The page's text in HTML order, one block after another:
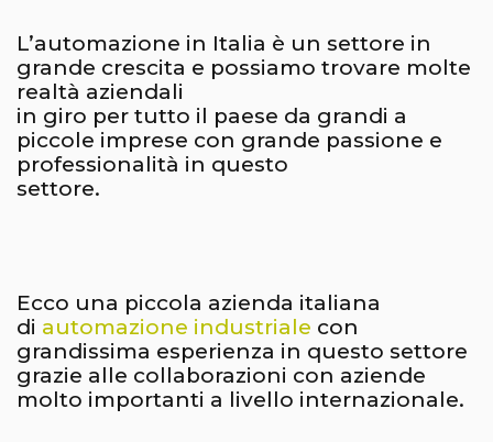
L’automazione in Italia è un settore in
grande crescita e possiamo trovare molte
realtà aziendali
in giro per tutto il paese da grandi a
piccole imprese con grande passione e
professionalità in questo
settore.
Ecco una piccola azienda italiana
di automazione industriale con
grandissima esperienza in questo settore
grazie alle collaborazioni con aziende
molto importanti a livello internazionale.